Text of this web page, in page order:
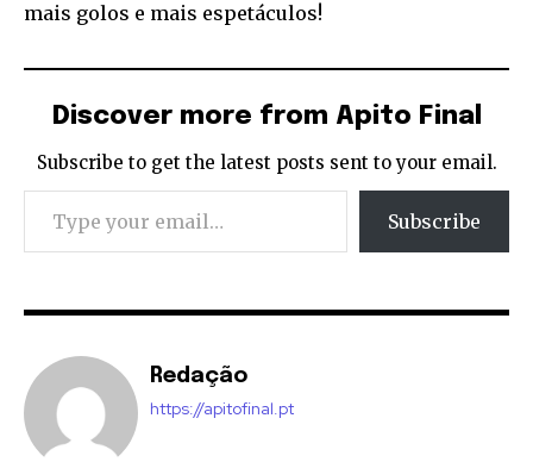
mais golos e mais espetáculos!
Discover more from Apito Final
Subscribe to get the latest posts sent to your email.
Type your email…
Subscribe
Redação
https://apitofinal.pt